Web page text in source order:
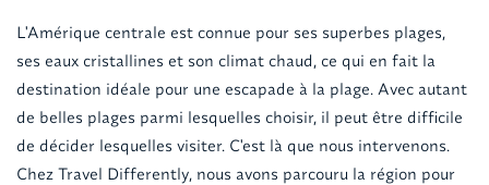
L'Amérique centrale est connue pour ses superbes plages,
ses eaux cristallines et son climat chaud, ce qui en fait la
destination idéale pour une escapade à la plage. Avec autant
de belles plages parmi lesquelles choisir, il peut être difficile
de décider lesquelles visiter. C'est là que nous intervenons.
Chez Travel Differently, nous avons parcouru la région pour